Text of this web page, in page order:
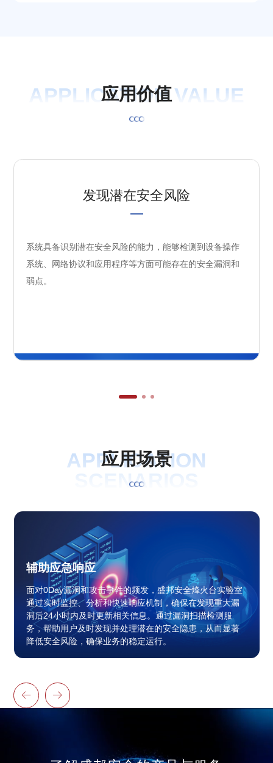
APPLICATION VALUE
应用价值
发现潜在安全风险
系统具备识别潜在安全风险的能力，能够检测到设备操作
系统、网络协议和应用程序等方面可能存在的安全漏洞和
弱点。
APPLICATION
SCENARIOS
应用场景
辅助应急响应
面对0Day漏洞和攻击事件的频发，盛邦安全烽火台实验室
通过实时监控、分析和快速响应机制，确保在发现重大漏
洞后24小时内及时更新相关信息。通过漏洞扫描检测服
务，帮助用户及时发现并处理潜在的安全隐患，从而显著
降低安全风险，确保业务的稳定运行。
 